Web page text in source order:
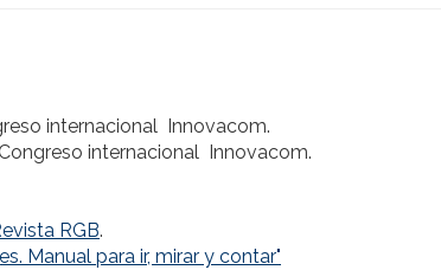
internacional Innovacom.
internacional Innovacom.
RGB.
Manual para ir, mirar y contar"